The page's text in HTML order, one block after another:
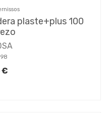
plaste+plus 100
€